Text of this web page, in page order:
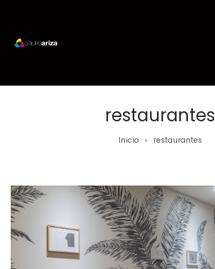
restaurantes
Inicio > restaurantes